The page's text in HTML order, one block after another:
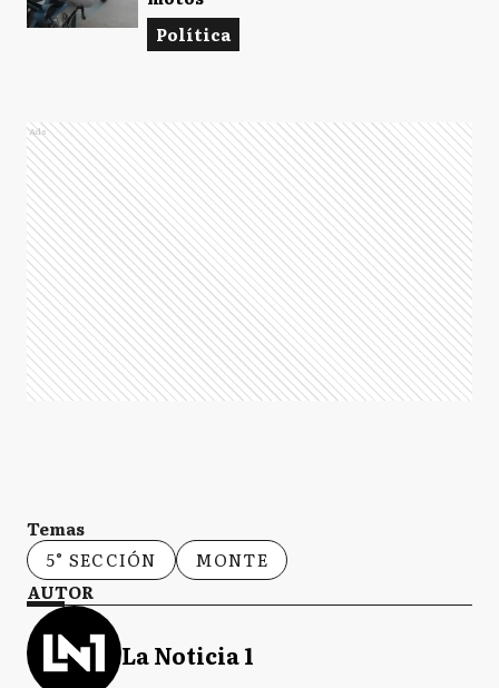
Política
Ads
Temas
5° SECCIÓN
MONTE
AUTOR
La Noticia 1